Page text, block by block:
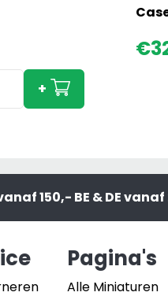
+
€
150,- BE & DE
Pagina's
Alle Miniaturen